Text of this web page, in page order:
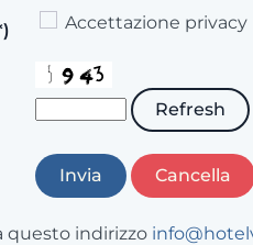
Accettazione privacy
Refresh
Invia Cancella
questo indirizzo